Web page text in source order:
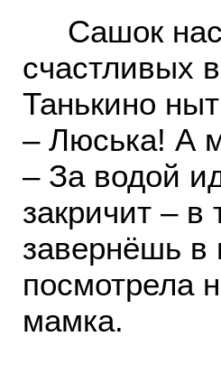
Сашок
счастливых
Танькино
– Люська! А
– За водой
закричит – в
завернёшь
посмотрела
мамка.